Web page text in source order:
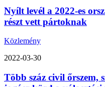
Nyílt levél a 2022-es
részt vett pártoknak
Közlemény
2022-03-30
Több száz civil őrszem,